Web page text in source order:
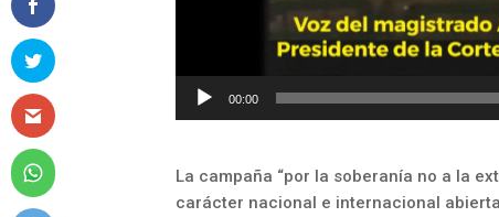
00:00
La campaña “por la soberanía no a la
carácter nacional e internacional